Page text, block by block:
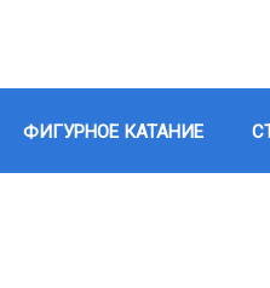
ФИГУРНОЕ КАТАНИЕ